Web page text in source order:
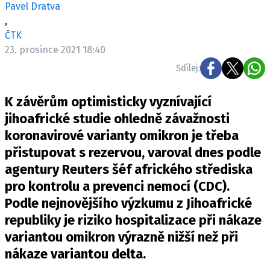
INZERCE
OSOBNÍ ÚDAJE / COOKIES
VOLNÁ MÍSTA
Provozovatelem serveru newsbox.cz je
INCORP MEDIA GROUP s.r.o., IČ: 118 23 054
Pavel Dratva
,
ČTK
23. prosince 2021 18:40
Sdílej:
K závěrům optimisticky vyznívající
jihoafrické studie ohledně závažnosti
koronavirové varianty omikron je třeba
přistupovat s rezervou, varoval dnes podle
agentury Reuters šéf afrického střediska
pro kontrolu a prevenci nemocí (CDC).
Podle nejnovějšího výzkumu z Jihoafrické
republiky je riziko hospitalizace při nákaze
variantou omikron výrazně nižší než při
nákaze variantou delta.